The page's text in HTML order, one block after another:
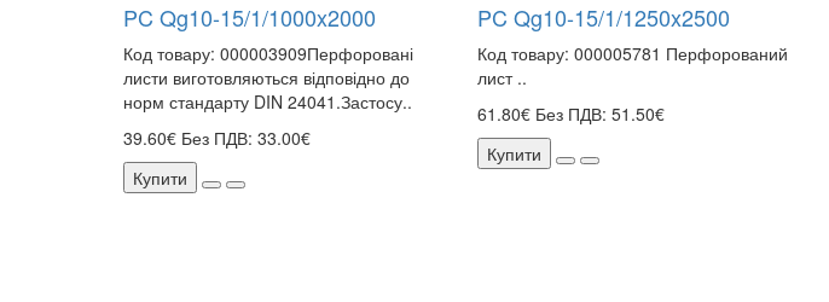
PC Qg10-15/1/1000x2000
Код товару: 000003909Перфоровані
листи виготовляються відповідно до
норм стандарту DIN 24041.Застосу..
39.60€ Без ПДВ: 33.00€
Купити
PC Qg10-15/1/1250x2500
Код товару: 000005781 Перфорований
лист ..
61.80€ Без ПДВ: 51.50€
Купити